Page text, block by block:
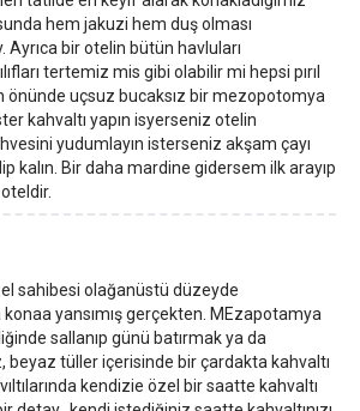
hem jakuzi hem duş olması
bir otelin bütün havluları
tertemiz mis gibi olabilir mi hepsi pırıl
önünde uçsuz bucaksız bir mezopotomya
kahvaltı yapın isyerseniz otelin
yudumlayın isterseniz akşam çayı
kalın. Bir daha mardine gidersem ilk arayıp
sahibesi olağanüstü düzeyde
yansımış gerçekten. MEzapotamya
sallanıp günü batırmak ya da
tüller içerisinde bir çardakta kahvaltı
kendizie özel bir saatte kahvaltı